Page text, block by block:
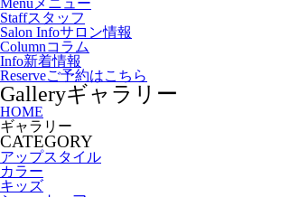
Menu メニュー
Staffスタッフ
Salon Infoサロン情報
Columnコラム
Info新着情報
Reserveご予約はこちら
Galleryギャラリー
HOME
ギャラリー
CATEGORY
アップスタイル
カラー
キッズ